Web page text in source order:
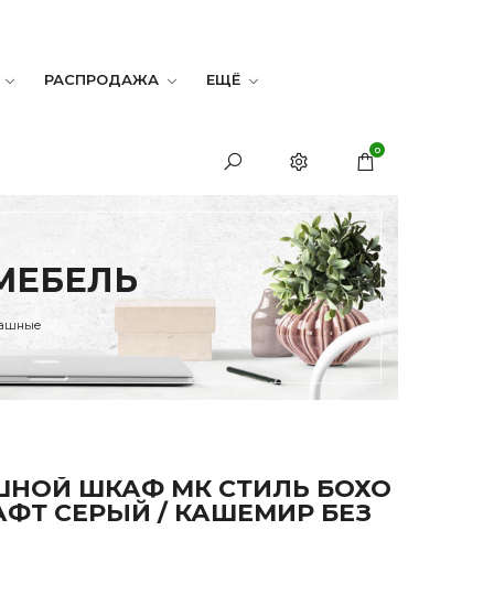
РАСПРОДАЖА ЕЩЁ
0
ШКАФ МК СТИЛЬ БОХО
СЕРЫЙ / КАШЕМИР БЕЗ